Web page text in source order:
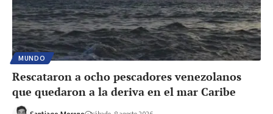
MUNDO
Rescataron a ocho pescadores venezolanos
que quedaron a la deriva en el mar Caribe